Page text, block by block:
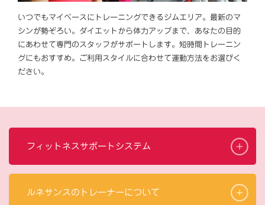
いつでもマイペースにトレーニングできるジムエリア。最新のマ
シンが勢ぞろい。ダイエットから体力アップまで、あなたの目的
にあわせて専門のスタッフがサポートします。短時間トレーニン
グにもおすすめ。ご利用スタイルに合わせて運動方法をお選びく
ださい。
フィットネスサポートシステム
ルネサンスのトレーナーについて